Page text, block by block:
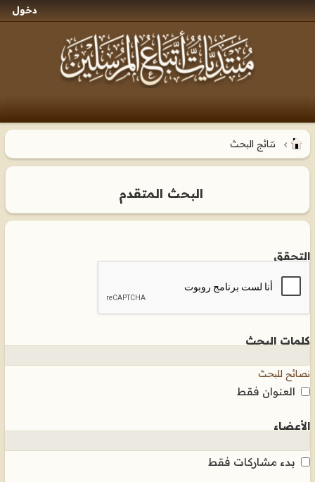
دخول
نتائج البحث
البحث المتقدم
التحقق
كلمات البحث
نصائح للبحث
العنوان فقط
الأعضاء
بدء مشاركات فقط